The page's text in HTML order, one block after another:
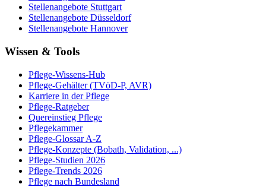
Stellenangebote Stuttgart
Stellenangebote Düsseldorf
Stellenangebote Hannover
Wissen & Tools
Pflege-Wissens-Hub
Pflege-Gehälter (TVöD-P, AVR)
Karriere in der Pflege
Pflege-Ratgeber
Quereinstieg Pflege
Pflegekammer
Pflege-Glossar A-Z
Pflege-Konzepte (Bobath, Validation, ...)
Pflege-Studien 2026
Pflege-Trends 2026
Pflege nach Bundesland